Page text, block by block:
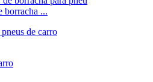
borracha ...